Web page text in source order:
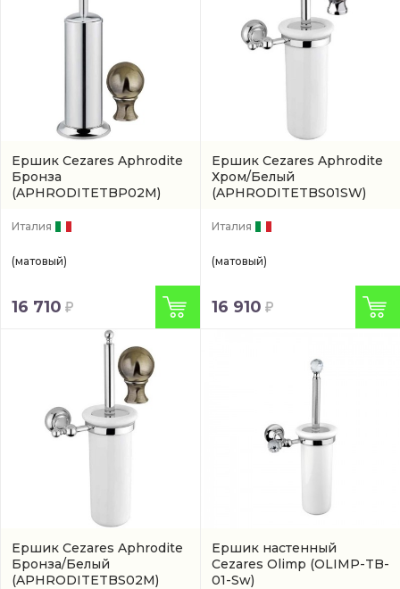
Ершик Cezares Aphrodite
Бронза
(APHRODITETBP02M)
Италия
(матовый)
16 710
Ершик Cezares Aphrodite
Хром/Белый
(APHRODITETBS01SW)
Италия
(матовый)
16 910
Ершик Cezares Aphrodite
Бронза/Белый
(APHRODITETBS02M)
Ершик настенный
Cezares Olimp (OLIMP-TB-
01-Sw)